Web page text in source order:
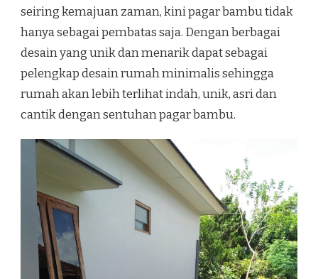
seiring kemajuan zaman, kini pagar bambu tidak
hanya sebagai pembatas saja. Dengan berbagai
desain yang unik dan menarik dapat sebagai
pelengkap desain rumah minimalis sehingga
rumah akan lebih terlihat indah, unik, asri dan
cantik dengan sentuhan pagar bambu.